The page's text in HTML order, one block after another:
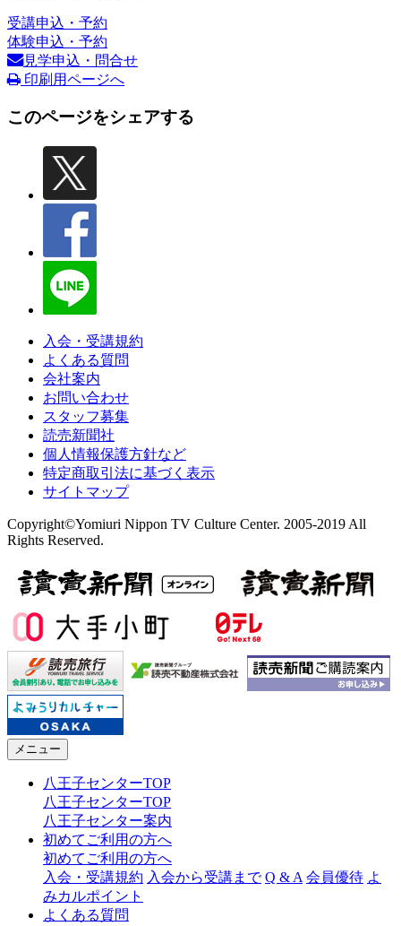
受講申込・予約
体験申込・予約
見学申込・問合せ
印刷用ページへ
このページをシェアする
入会・受講規約
よくある質問
会社案内
お問い合わせ
スタッフ募集
読売新聞社
個人情報保護方針など
特定商取引法に基づく表示
サイトマップ
Copyright©Yomiuri Nippon TV Culture Center. 2005-2019 All
Rights Reserved.
メニュー
八王子センターTOP
八王子センターTOP
八王子センター案内
初めてご利用の方へ
初めてご利用の方へ
入会・受講規約 入会から受講まで Q & A 会員優待 よ
みカルポイント
よくある質問